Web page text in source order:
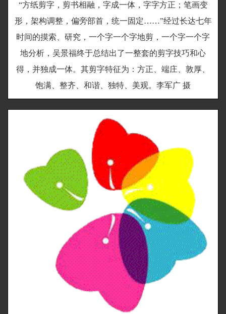
“方纸剪字，剪书相融，字成一体，字字方正；笔画变
形，架构调整，偏旁部首，统一固定……”经过长达七年
时间的摸索、研究，一个字一个字地剪，一个字一个字
地分析，吴景福终于总结出了一整套的剪字技巧和心
得，并独成一体。其剪字特征为：方正、端庄、敦厚、
饱满、整齐、和谐、独特、美观。李军广 摄